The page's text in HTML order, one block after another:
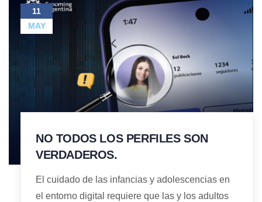
11
MAY
NO TODOS LOS PERFILES SON
VERDADEROS.
El cuidado de las infancias y adolescencias en
el entorno digital requiere que las y los adultos